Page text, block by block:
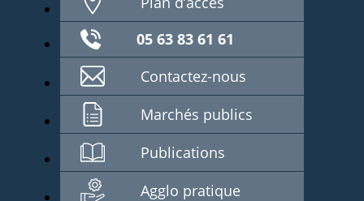
05 63 83 61 61
Contactez-nous
Marchés publics
Publications
Agglo pratique